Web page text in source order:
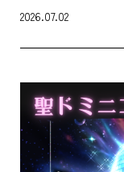
2026.07.02